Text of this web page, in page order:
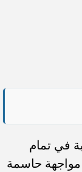
صافرة البداية في تمام
مواجهة حاسمة